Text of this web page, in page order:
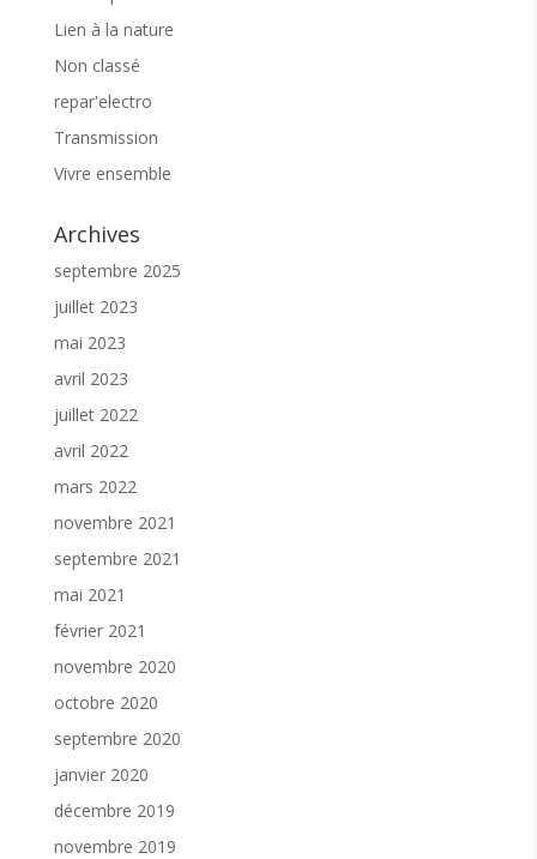
Lien à la nature
Non classé
repar'electro
Transmission
Vivre ensemble
Archives
septembre 2025
juillet 2023
mai 2023
avril 2023
juillet 2022
avril 2022
mars 2022
novembre 2021
septembre 2021
mai 2021
février 2021
novembre 2020
octobre 2020
septembre 2020
janvier 2020
décembre 2019
novembre 2019